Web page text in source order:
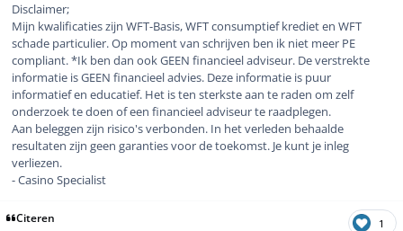
Disclaimer;
Mijn kwalificaties zijn WFT-Basis, WFT consumptief krediet en WFT
schade particulier. Op moment van schrijven ben ik niet meer PE
compliant. *Ik ben dan ook GEEN financieel adviseur. De verstrekte
informatie is GEEN financieel advies. Deze informatie is puur
informatief en educatief. Het is ten sterkste aan te raden om zelf
onderzoek te doen of een financieel adviseur te raadplegen.
Aan beleggen zijn risico's verbonden. In het verleden behaalde
resultaten zijn geen garanties voor de toekomst. Je kunt je inleg
verliezen.
- Casino Specialist
Citeren 1